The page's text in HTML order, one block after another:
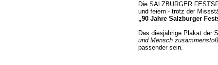
Die SALZBURGER
und feiern - trotz der
„90 Jahre Salzburger
Das diesjährige Plakat der
und Mensch
passender sein.